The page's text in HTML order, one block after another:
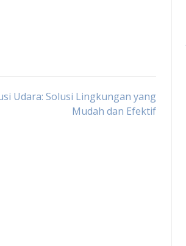
Udara: Solusi Lingkungan yang
Mudah dan Efektif